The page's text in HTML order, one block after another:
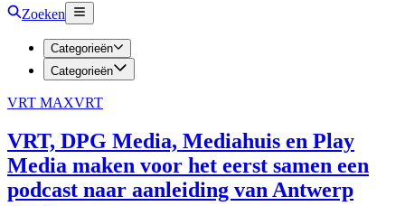
Zoeken
Categorieën
Categorieën
VRT MAXVRT
VRT, DPG Media, Mediahuis en Play
Media maken voor het eerst samen een
podcast naar aanleiding van Antwerp